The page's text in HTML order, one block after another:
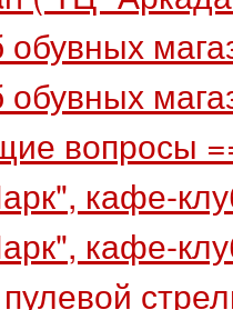
вопросы
кафе-
кафе-